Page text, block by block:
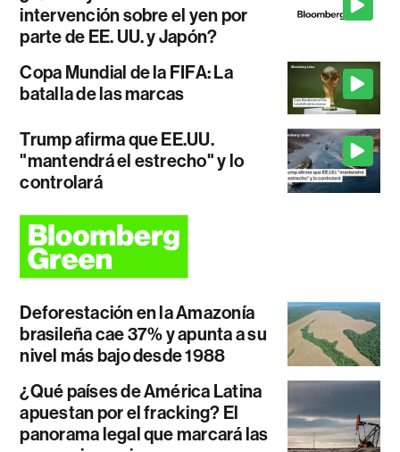
intervención sobre el yen por
parte de EE. UU. y Japón?
Copa Mundial de la FIFA: La
batalla de las marcas
Trump afirma que EE.UU.
"mantendrá el estrecho" y lo
controlará
Deforestación en la Amazonía
brasileña cae 37% y apunta a su
nivel más bajo desde 1988
¿Qué países de América Latina
apuestan por el fracking? El
panorama legal que marcará las